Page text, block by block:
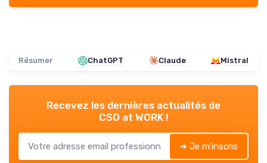
Résumer ChatGPT Claude Mistral
Recevez les dernières actualités de
CSO at WORK !
➔ Je m'inscris